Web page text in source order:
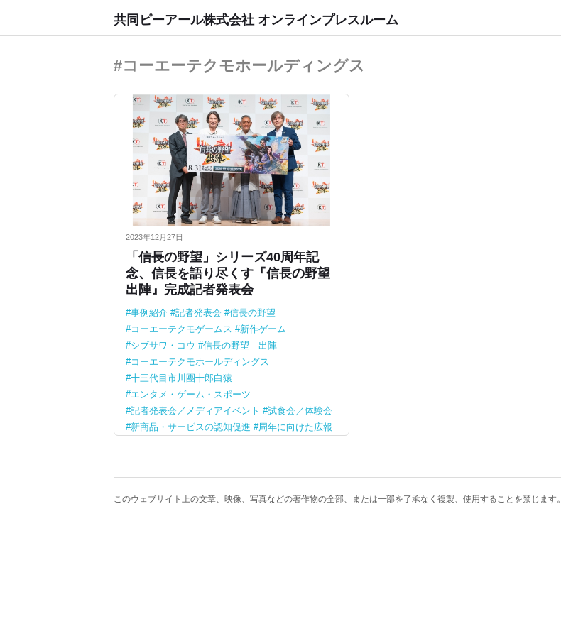
共同ピーアール株式会社 オンラインプレスルーム
#コーエーテクモホールディングス
2023年12月27日
「信長の野望」シリーズ40周年記
念、信長を語り尽くす『信長の野望
出陣』完成記者発表会
事例紹介 記者発表会
信長の野望
コーエーテクモゲームス
新作ゲーム
シブサワ・コウ
信長の野望 出陣
コーエーテクモホールディングス
十三代目市川團十郎白猿
エンタメ・ゲーム・スポーツ
記者発表会／メディアイベント
試食会／体験会
新商品・サービスの認知促進
周年に向けた広報
このウェブサイト上の文章、映像、写真などの著作物の全部、または一部を了承なく複製、使用することを禁じます。